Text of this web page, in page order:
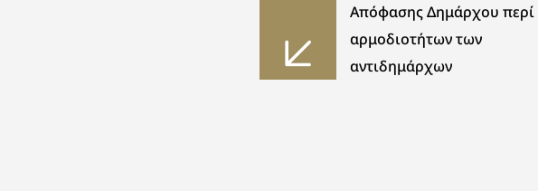
Απόφασης Δημάρχου περί
αρμοδιοτήτων των
αντιδημάρχων